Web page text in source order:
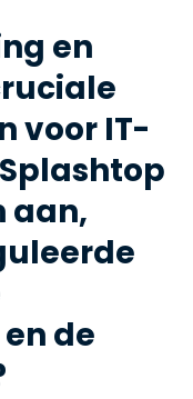
en
voor IT-
aan,
de